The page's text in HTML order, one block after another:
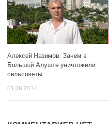
Алексей Назимов: Зачем в
Большой Алуште уничтожили
сельсоветы
01.08.2014